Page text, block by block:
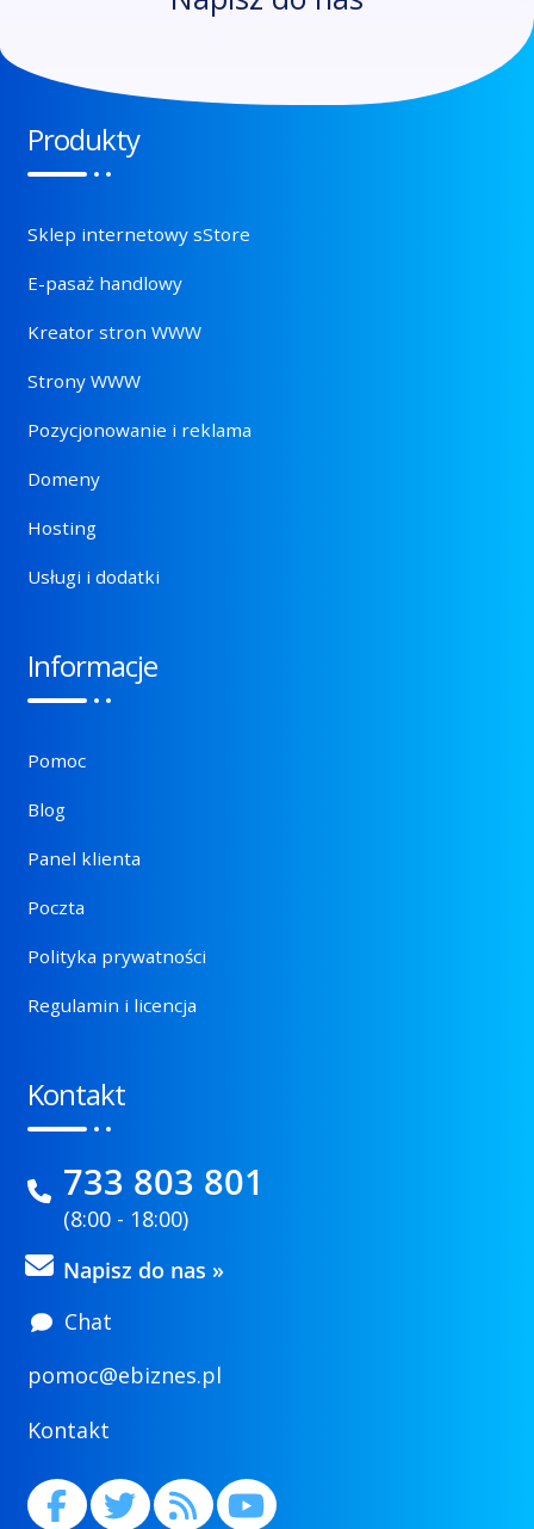
Produkty
Sklep internetowy sStore
E-pasaż handlowy
Kreator stron WWW
Strony WWW
Pozycjonowanie i reklama
Domeny
Hosting
Usługi i dodatki
Informacje
Pomoc
Blog
Panel klienta
Poczta
Polityka prywatności
Regulamin i licencja
Kontakt
733 803 801
(8:00 - 18:00)
Napisz do nas »
Chat
pomoc@ebiznes.pl
Kontakt